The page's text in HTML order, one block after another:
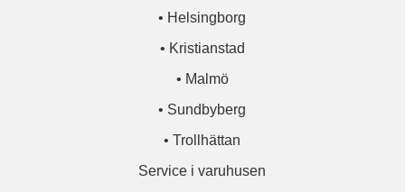
• Helsingborg
• Kristianstad
• Malmö
• Sundbyberg
• Trollhättan
Service i varuhusen